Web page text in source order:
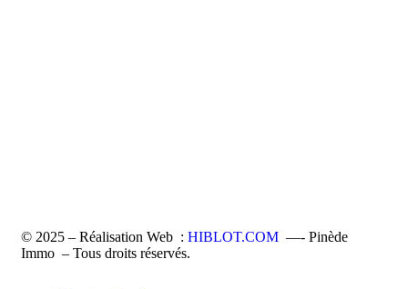
© 2025 – Réalisation Web : HIBLOT.COM —- Pinède
Immo – Tous droits réservés.